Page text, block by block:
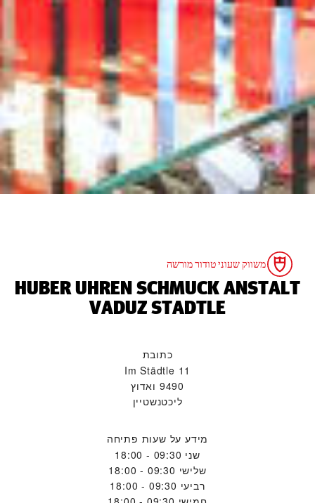
משווק שעוני טודור מורשה
‭HUBER UHREN SCHMUCK ANSTALT
VADUZ STADTLE‬
כתובת
11 Im Städtle
9490 ואדוץ
ליכטנשטיין
מידע על שעות פתיחה
שני 09:30 - 18:00
שלישי 09:30 - 18:00
רביעי 09:30 - 18:00